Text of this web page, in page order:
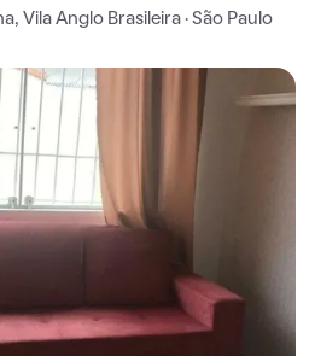
Vila Anglo Brasileira · São Paulo